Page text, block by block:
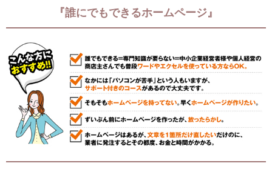
『誰にでもできるホームページ』